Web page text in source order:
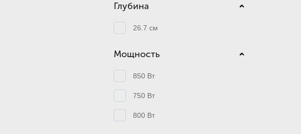
Глубина
26.7 см
Мощность
850 Вт
750 Вт
800 Вт